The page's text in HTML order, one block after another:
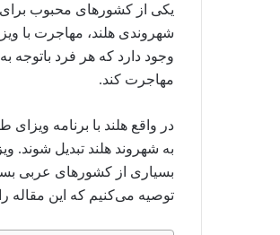
یکی از کشورهای محبوب
شهروندی هلند، مهاجرت با
وجود دارد که هر فرد باتوجه
مهاجرت کند.
در واقع هلند با برنامه ویزای
به شهروند هلند تبدیل شوند.
بسیاری از کشورهای عربی
توصیه می‌کنیم که این مقاله را